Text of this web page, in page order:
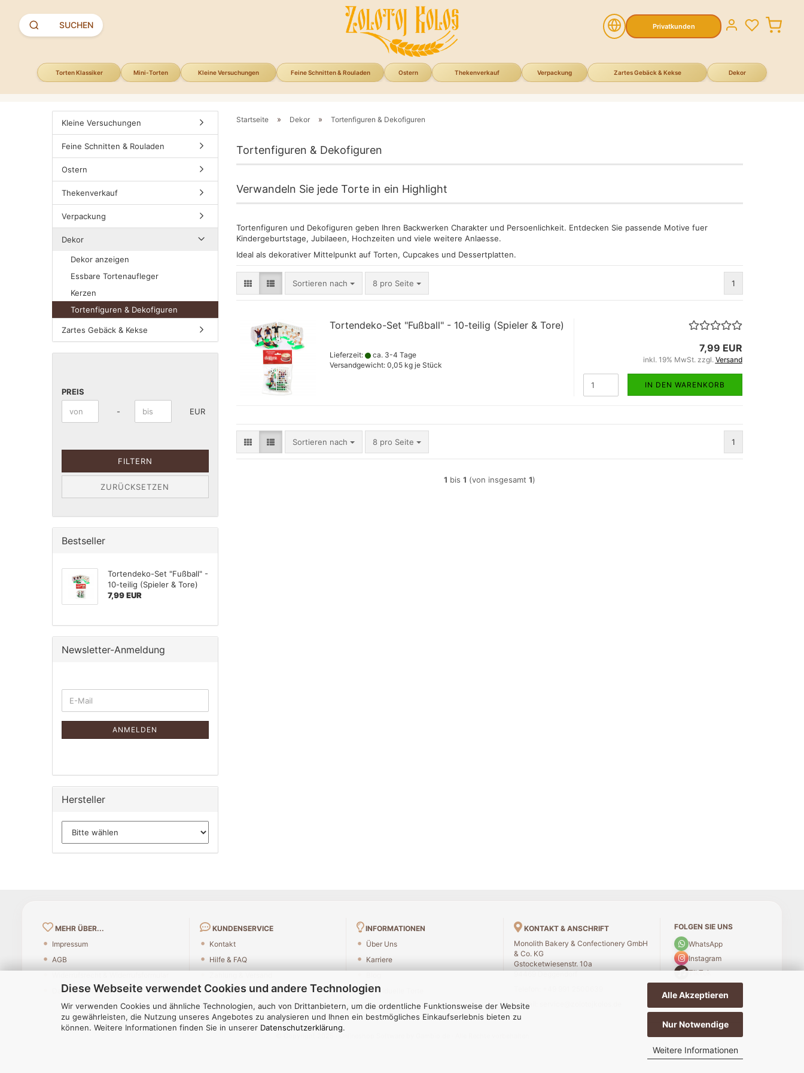
Diese Webseite verwendet Cookies und andere Technologien
Wir verwenden Cookies und ähnliche Technologien, auch von Drittanbietern, um die ordentliche Funktionsweise der Website
zu gewährleisten, die Nutzung unseres Angebotes zu analysieren und Ihnen ein bestmögliches Einkaufserlebnis bieten zu
können. Weitere Informationen finden Sie in unserer Datenschutzerklärung.
Alle Akzeptieren
Nur Notwendige
Weitere Informationen
SUCHEN Privatkunden
Torten Klassiker Mini-Torten Kleine Versuchungen Feine Schnitten & Rouladen Ostern Thekenverkauf Verpackung Zartes Gebäck & Kekse Dekor
Startseite » Dekor » Tortenfiguren & Dekofiguren
Tortenfiguren & Dekofiguren
Verwandeln Sie jede Torte in ein Highlight
Tortenfiguren und Dekofiguren geben Ihren Backwerken Charakter und Persoenlichkeit. Entdecken Sie passende Motive fuer
Kindergeburtstage, Jubilaeen, Hochzeiten und viele weitere Anlaesse.
Ideal als dekorativer Mittelpunkt auf Torten, Cupcakes und Dessertplatten.
Sortieren nach
Sortieren nach 8 pro Seite
pro Seite 1
Tortendeko-Set "Fußball" - 10-teilig (Spieler & Tore)
Lieferzeit:
ca. 3-4 Tage
Versandgewicht: 0,05kg je Stück
7,99 EUR
inkl. 19% MwSt. zzgl. Versand
IN DEN WARENKORB
Sortieren nach
Sortieren nach 8 pro Seite
pro Seite 1
1 bis 1 (von insgesamt 1)
Kleine Versuchungen
Feine Schnitten & Rouladen
Ostern
Thekenverkauf
Verpackung
Dekor
Dekor anzeigen
Essbare Tortenaufleger
Kerzen
Tortenfiguren & Dekofiguren
Zartes Gebäck & Kekse
PREIS
Preis bis
- EUR
FILTERN
ZURÜCKSETZEN
Bestseller
Tortendeko-Set "Fußball" -
10-teilig (Spieler & Tore)
7,99 EUR
Newsletter-Anmeldung
ZURE-
Mail
ANMELDEN
Hersteller
MEHR ÜBER...
Impressum
AGB
Datenschutzerklärung
KUNDENSERVICE
Kontakt
Hilfe & FAQ
Callback Service
Reklamation & Rücksendung
INFORMATIONEN
Über Uns
Karriere
Individuelle Torte
Sitemap
KONTAKT & ANSCHRIFT
Monolith Bakery & Confectionery GmbH
& Co. KG
Gstocketwiesenstr. 10a
E-Mail:
FOLGEN SIE UNS
WhatsApp
Instagram
TikTok